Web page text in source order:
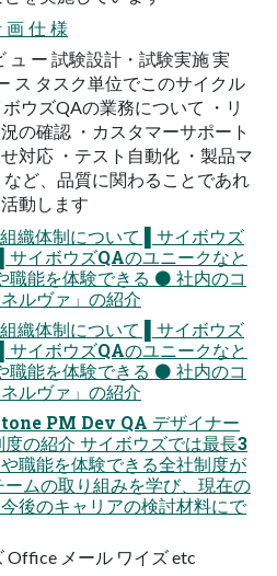
画 仕 様
ュ ー 試験設計・試験実施 実
ス タスク単位でこのサイクル
ウズQAの業務について ・リ
の確認 ・カスタマーサポート
対応 ・テスト自動化 ・製品マ
ど、品質に関わることであれ
動します
織体制について ▌サイボウズ
サイボウズQAのユニークなと
職能を体験できる ⚫ 社内のコ
ルヴァ」の紹介
織体制について ▌サイボウズ
サイボウズQAのユニークなと
職能を体験できる ⚫ 社内のコ
ルヴァ」の紹介
PM Dev QA デザイナー
の紹介 サイボウズでは最長3
職能を体験できる全社制度が
ムの取り組みを学び、現在の
後のキャリアの検討材料にで
Office メール ワイズ etc